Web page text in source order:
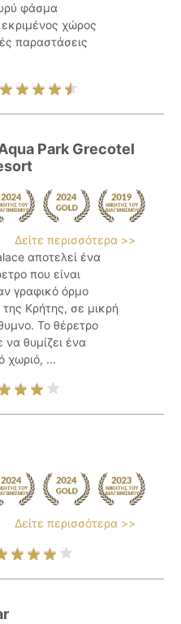
φάσμα
χώρος
παραστάσεις
Park Grecotel
Δείτε περισσότερα >>
αποτελεί ένα
που είναι
γραφικό όρμο
Κρήτης, σε μικρή
Το θέρετρο
να θυμίζει ένα
χωριό, ...
Δείτε περισσότερα >>